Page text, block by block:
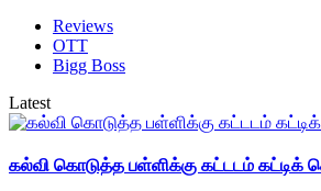
Reviews
OTT
Bigg Boss
Latest
கல்வி கொடுத்த பள்ளிக்கு கட்டடம் கட்டிக்